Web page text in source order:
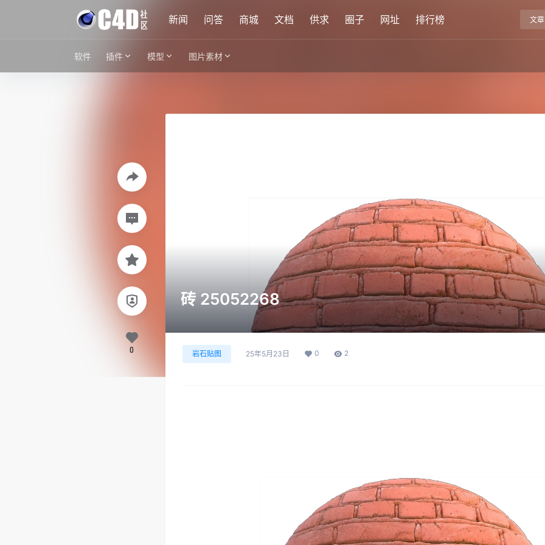
新闻 问答 商城 文档 供求 圈子 网址 排行榜 文章
软件 插件 模型 图片素材
砖 25052268
岩石贴图 25年5月23日 0 2
0